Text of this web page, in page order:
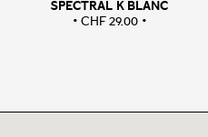
SPECTRAL K BLANC
CHF29.00